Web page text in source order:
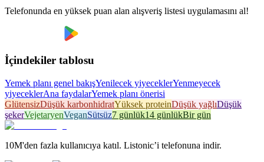
Telefonunda en yüksek puan alan alışveriş listesi uygulamasını al!
İçindekiler tablosu
Yemek planı genel bakışYenilecek yiyeceklerYenmeyecek
yiyeceklerAna faydalarYemek planı önerisi
GlütensizDüşük karbonhidratYüksek proteinDüşük yağlıDüşük
şekerVejetaryenVeganSütsüz7 günlük14 günlükBir gün
10M'den fazla kullanıcıya katıl. Listonic’i telefonuna indir.